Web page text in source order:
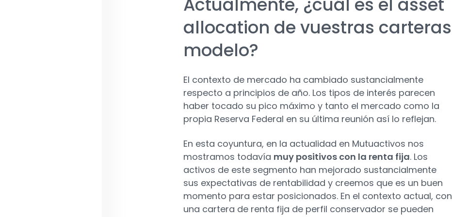
allocation de vuestras carteras
modelo?
El contexto de mercado ha cambiado sustancialmente
respecto a principios de año. Los tipos de interés parecen
haber tocado su pico máximo y tanto el mercado como la
propia Reserva Federal en su última reunión así lo reflejan.
En esta coyuntura, en la actualidad en Mutuactivos nos
mostramos todavía muy positivos con la renta fija. Los
activos de este segmento han mejorado sustancialmente
sus expectativas de rentabilidad y creemos que es un buen
momento para estar posicionados. En el contexto actual, con
una cartera de renta fija de perfil conservador se pueden